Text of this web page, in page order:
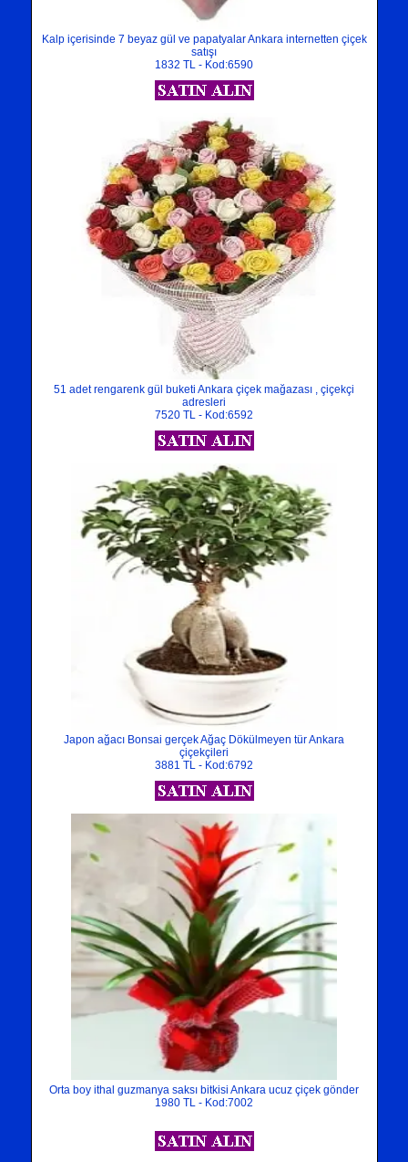
Kalp içerisinde 7 beyaz gül ve papatyalar Ankara internetten çiçek
satışı
1832 TL - Kod:6590
51 adet rengarenk gül buketi Ankara çiçek mağazası , çiçekçi
adresleri
7520 TL - Kod:6592
Japon ağacı Bonsai gerçek Ağaç Dökülmeyen tür Ankara
çiçekçileri
3881 TL - Kod:6792
Orta boy ithal guzmanya saksı bitkisi Ankara ucuz çiçek gönder
1980 TL - Kod:7002